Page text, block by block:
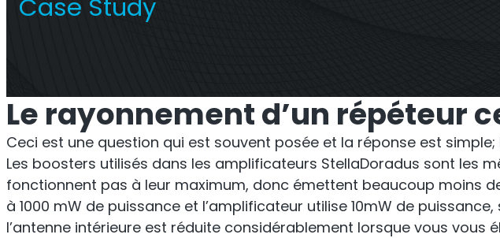
Répéteur Titan
Répéteur commercial multi-
opérateur
Case Study
Le rayonnement d’un répéteur
Ceci est une question qui est souvent posée et la réponse est
Les boosters utilisés dans les amplificateurs StellaDoradus sont les
fonctionnent pas à leur maximum, donc émettent beaucoup moins
à 1000 mW de puissance et l’amplificateur utilise 10mW de
l’antenne intérieure est réduite considérablement lorsque vous vous